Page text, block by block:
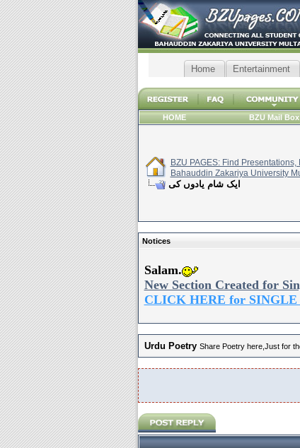
Home Entertainment
HOME BZU Mail Box
BZU PAGES: Find
Bahauddin Zakariya University
ایک شام یادوں کی
Notices
Salam.
New Section Created for
CLICK HERE for SINGLE
Urdu Poetry Share Poetry here,Just for